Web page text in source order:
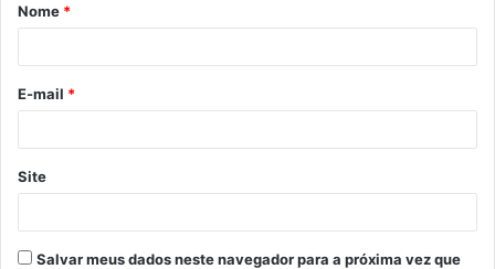
r
*
Nome *
E-mail *
Site
Salvar meus dados neste navegador para a próxima vez que